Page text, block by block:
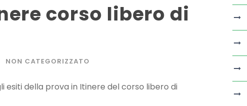
corso libero di
NON CATEGORIZZATO
esiti della prova in Itinere del corso libero di